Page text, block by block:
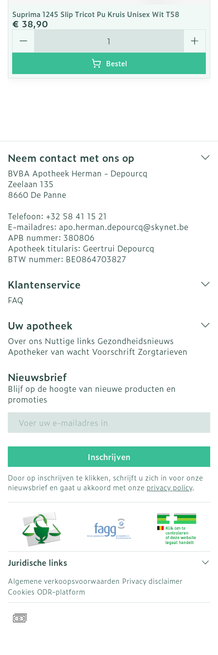
Suprima 1245 Slip Tricot Pu Kruis Unisex Wit T58
€ 38,90
Aantal
Bestel
Neem contact met ons op
BVBA Apotheek Herman - Depourcq
Zeelaan 135
8660 De Panne
Telefoon: +32 58 41 15 21
E-mailadres: apo.herman.depourcq@skynet.be
APB nummer: 380806
Apotheek titularis: Geertrui Depourcq
BTW nummer: BE0864703827
Klantenservice
FAQ
Uw apotheek
Over ons Nuttige links Gezondheidsnieuws
Apotheker van wacht Voorschrift Zorgtarieven
Nieuwsbrief
Blijf op de hoogte van nieuwe producten en
promoties
Inschrijven
Door op inschrijven te klikken, schrijft u zich in voor onze
nieuwsbrief en gaat u akkoord met onze privacy policy.
Juridische links
Algemene verkoopsvoorwaarden Privacy disclaimer
Cookies ODR-platform